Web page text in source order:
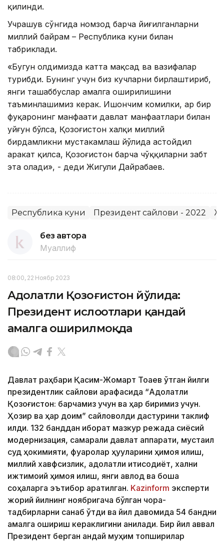
қилинди.
Учрашув сўнгида номзод барча йиғилганларни
миллий байрам – Республика куни билан
табриклади.
«Бугун олдимизда катта мақсад ва вазифалар
турибди. Бунинг учун биз кучларни бирлаштириб,
янги ташаббуслар амалга оширилишини
таъминлашимиз керак. Ишончим комилки, ҳар бир
фуқаронинг манфаати давлат манфаатлари билан
уйғун бўлса, Қозоғистон халқи миллий
бирдамликни мустаҳкамлаш йўлида астойдил
ҳаракат қилса, Қозоғистон барча чўққиларни забт
эта олади», - деди Жигули Дайрабаев.
Республика куни Президент сайлови - 2022
без автора
Муаллиф
08:00, 22 Ноябр 2023
Адолатли Қозоғистон йўлида:
Президент ислоҳотлари қандай
амалга оширилмоқда
Давлат раҳбари Қасим-Жомарт Тоқаев ўтган йилги
президентлик сайлови арафасида “Адолатли
Қозоғистон: барчамиз учун ва ҳар биримиз учун.
Ҳозир ва ҳар доим” сайловолди дастурини таклиф
қилди. 132 банддан иборат мазкур режада сиёсий
модернизация, самарали давлат аппарати, мустақил
суд ҳокимияти, фуқаролар ҳуқуқларини ҳимоя қилиш,
миллий хавфсизлик, адолатли иқтисодиёт, халқни
ижтимоий ҳимоя қилиш, янги авлод ва бошқа
соҳаларга эътибор қаратилган. Kazinform эксперти
жорий йилнинг ноябригача бўлган чора-
тадбирларни санаб ўтди ва йил давомида 54 бандни
амалга ошириш кераклигини аниқлади. Бир йил аввал
Президент берган қандай муҳим топшириқлар